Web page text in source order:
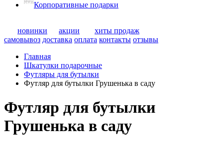
Корпоративные подарки
новинки акции
хиты продаж
самовывоз доставка оплата контакты отзывы
Главная
Шкатулки подарочные
Футляры для бутылки
Футляр для бутылки Грушенька в саду
Футляр для бутылки
Грушенька в саду